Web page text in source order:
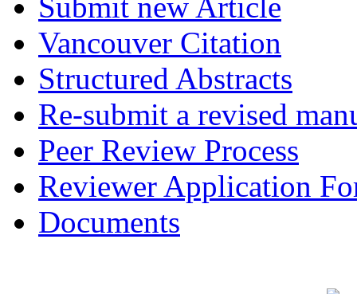
Submit new Article
Vancouver Citation
Structured Abstracts
Re-submit a revised
Peer Review Process
Reviewer Application
Documents